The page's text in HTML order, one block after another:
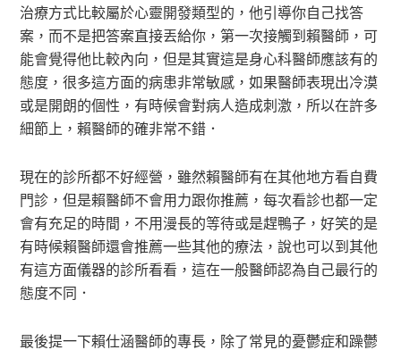
治療方式比較屬於心靈開發類型的，他引導你自己找答
案，而不是把答案直接丟給你，第一次接觸到賴醫師，可
能會覺得他比較內向，但是其實這是身心科醫師應該有的
態度，很多這方面的病患非常敏感，如果醫師表現出冷漠
或是開朗的個性，有時候會對病人造成刺激，所以在許多
細節上，賴醫師的確非常不錯．
現在的診所都不好經營，雖然賴醫師有在其他地方看自費
門診，但是賴醫師不會用力跟你推薦，每次看診也都一定
會有充足的時間，不用漫長的等待或是趕鴨子，好笑的是
有時候賴醫師還會推薦一些其他的療法，說也可以到其他
有這方面儀器的診所看看，這在一般醫師認為自己最行的
態度不同．
最後提一下賴仕涵醫師的專長，除了常見的憂鬱症和躁鬱